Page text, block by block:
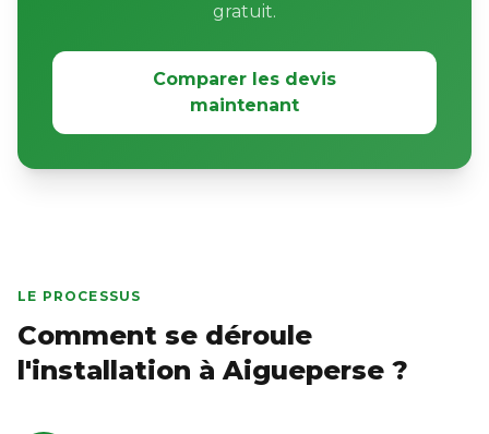
gratuit.
Comparer les devis
maintenant
LE PROCESSUS
Comment se déroule
l'installation à Aigueperse ?